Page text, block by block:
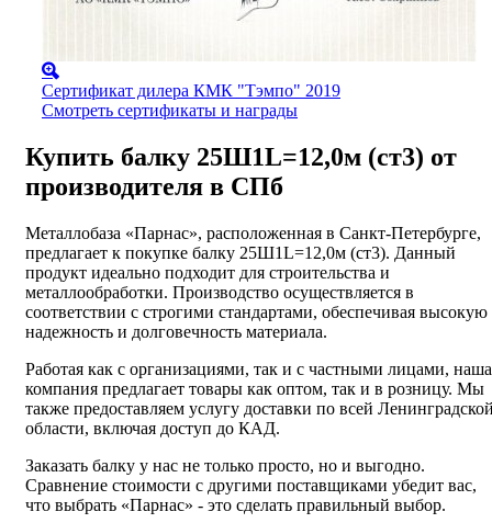
Сертификат дилера КМК "Тэмпо" 2019
Смотреть сертификаты и награды
Купить балку 25Ш1L=12,0м (ст3) от
производителя в СПб
Металлобаза «Парнас», расположенная в Санкт-Петербурге,
предлагает к покупке балку 25Ш1L=12,0м (ст3). Данный
продукт идеально подходит для строительства и
металлообработки. Производство осуществляется в
соответствии с строгими стандартами, обеспечивая высокую
надежность и долговечность материала.
Работая как с организациями, так и с частными лицами, наша
компания предлагает товары как оптом, так и в розницу. Мы
также предоставляем услугу доставки по всей
области, включая доступ до КАД.
Заказать балку у нас не только просто, но и выгодно.
Сравнение стоимости с другими поставщиками убедит вас,
что выбрать «Парнас» - это сделать правильный выбор.